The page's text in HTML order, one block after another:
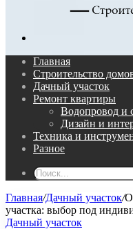
Главная
Строительство
Дачный участок
Ремонт квартиры
Водопровод и
Дизайн и
Техника и
Разное
Главная/Дачный участок/
участка: выбор под
Дачный участок